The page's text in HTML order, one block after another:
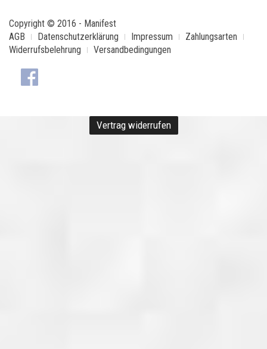
Copyright © 2016 - Manifest
AGB
Datenschutzerklärung Impressum
Zahlungsarten
Widerrufsbelehrung
Versandbedingungen
Vertrag widerrufen